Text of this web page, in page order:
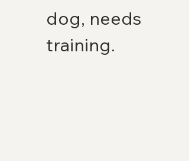
dog, needs
training.